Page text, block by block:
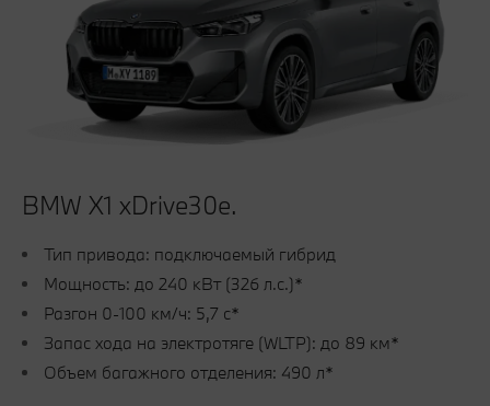
BMW Х1 xDrive30e.
Тип привода: подключаемый гибрид
Мощность: до 240 кВт (326 л.с.)*
Разгон 0-100 км/ч: 5,7 с*
Запас хода на электротяге (WLTP): до 89 км*
Объем багажного отделения: 490 л*